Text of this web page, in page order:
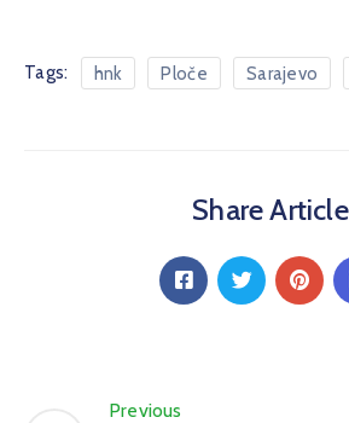
Tags: hnk Ploče Sarajevo
Share Article
Previous